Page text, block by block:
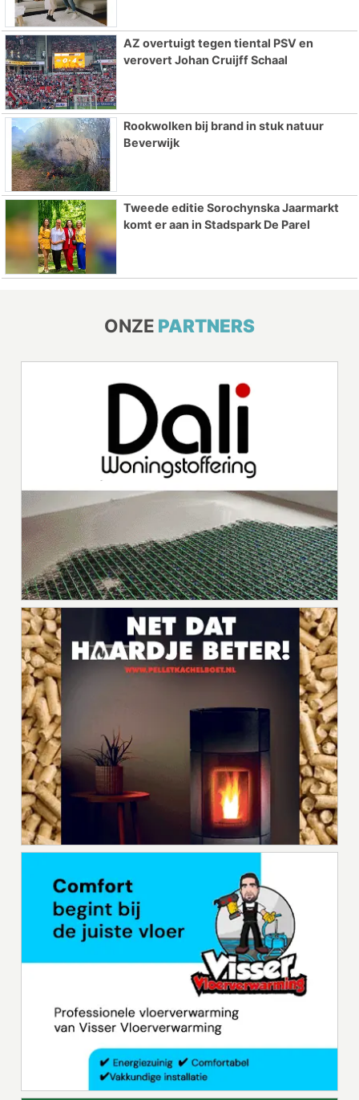
AZ overtuigt tegen tiental PSV en
verovert Johan Cruijff Schaal
Rookwolken bij brand in stuk natuur
Beverwijk
Tweede editie Sorochynska Jaarmarkt
komt er aan in Stadspark De Parel
ONZE PARTNERS